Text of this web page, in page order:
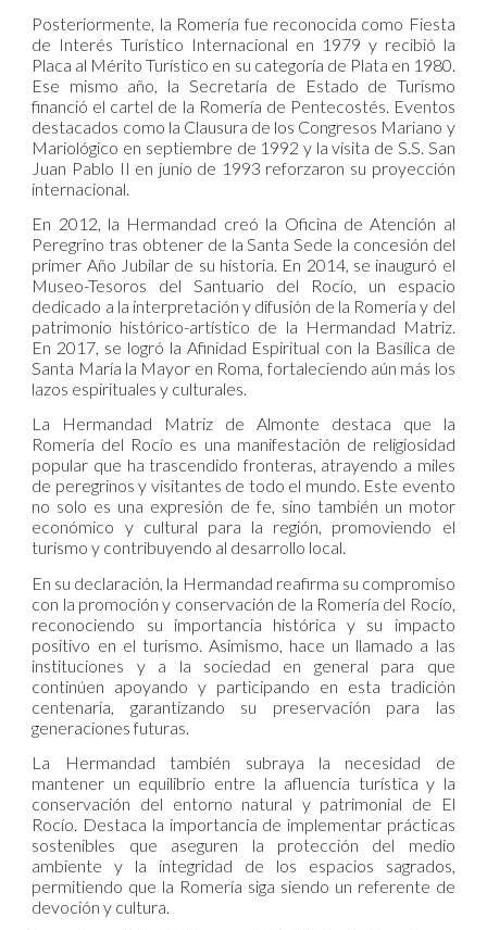
Posteriormente, la Romería fue reconocida como Fiesta
de Interés Turístico Internacional en 1979 y recibió la
Placa al Mérito Turístico en su categoría de Plata en 1980.
Ese mismo año, la Secretaría de Estado de Turismo
financió el cartel de la Romería de Pentecostés. Eventos
destacados como la Clausura de los Congresos Mariano y
Mariológico en septiembre de 1992 y la visita de S.S. San
Juan Pablo II en junio de 1993 reforzaron su proyección
internacional.
En 2012, la Hermandad creó la Oficina de Atención al
Peregrino tras obtener de la Santa Sede la concesión del
primer Año Jubilar de su historia. En 2014, se inauguró el
Museo-Tesoros del Santuario del Rocío, un espacio
dedicado a la interpretación y difusión de la Romería y del
patrimonio histórico-artístico de la Hermandad Matriz.
En 2017, se logró la Afinidad Espiritual con la Basílica de
Santa María la Mayor en Roma, fortaleciendo aún más los
lazos espirituales y culturales.
La Hermandad Matriz de Almonte destaca que la
Romería del Rocío es una manifestación de religiosidad
popular que ha trascendido fronteras, atrayendo a miles
de peregrinos y visitantes de todo el mundo. Este evento
no solo es una expresión de fe, sino también un motor
económico y cultural para la región, promoviendo el
turismo y contribuyendo al desarrollo local.
En su declaración, la Hermandad reafirma su compromiso
con la promoción y conservación de la Romería del Rocío,
reconociendo su importancia histórica y su impacto
positivo en el turismo. Asimismo, hace un llamado a las
instituciones y a la sociedad en general para que
continúen apoyando y participando en esta tradición
centenaria, garantizando su preservación para las
generaciones futuras.
La Hermandad también subraya la necesidad de
mantener un equilibrio entre la afluencia turística y la
conservación del entorno natural y patrimonial de El
Rocío. Destaca la importancia de implementar prácticas
sostenibles que aseguren la protección del medio
ambiente y la integridad de los espacios sagrados,
permitiendo que la Romería siga siendo un referente de
devoción y cultura.